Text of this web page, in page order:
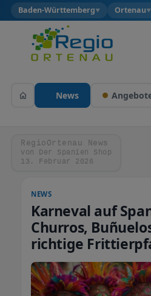
Baden-Württemberg▼ Ortenau▼
News
RegioOrtenau News
von Der Spanien Shop
13. Februar 2026
NEWS
Karneval auf
Churros,
richtige